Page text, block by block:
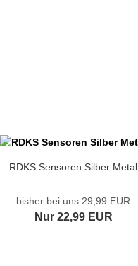
RDKS Sensoren Silber Metal
bisher bei uns 29,99 EUR
Nur 22,99 EUR